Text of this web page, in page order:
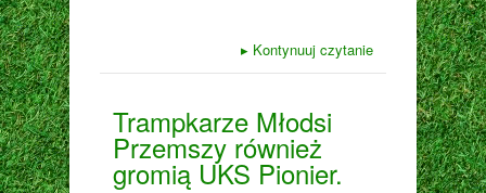
▸ Kontynuuj czytanie
Trampkarze Młodsi
Przemszy również
gromią UKS Pionier.